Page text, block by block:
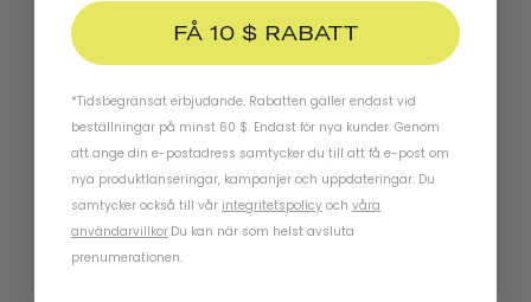
Håll Kontakten
FÅ 10 $ RABATT
*Tidsbegränsat erbjudande. Rabatten gäller endast vid
beställningar på minst 60 $. Endast för nya kunder. Genom
att ange din e-postadress samtycker du till att få e-post om
nya produktlanseringar, kampanjer och uppdateringar. Du
samtycker också till vår integritetspolicy och våra
användarvillkor.Du kan när som helst avsluta
prenumerationen.